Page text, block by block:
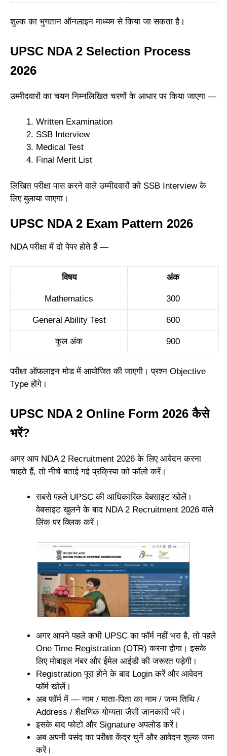
शुल्क का भुगतान ऑनलाइन माध्यम से किया जा सकता है।
UPSC NDA 2 Selection Process
2026
उम्मीदवारों का चयन निम्नलिखित चरणों के आधार पर किया जाएगा —
Written Examination
SSB Interview
Medical Test
Final Merit List
लिखित परीक्षा पास करने वाले उम्मीदवारों को SSB Interview के
लिए बुलाया जाएगा।
UPSC NDA 2 Exam Pattern 2026
NDA परीक्षा में दो पेपर होते हैं —
विषय अंक
Mathematics 300
General Ability Test 600
कुल अंक 900
परीक्षा ऑफलाइन मोड में आयोजित की जाएगी। प्रश्न Objective
Type होंगे।
UPSC NDA 2 Online Form 2026 कैसे
भरें?
अगर आप NDA 2 Recruitment 2026 के लिए आवेदन करना
चाहते हैं, तो नीचे बताई गई प्रक्रिया को फॉलो करें।
सबसे पहले UPSC की आधिकारिक वेबसाइट खोलें।
वेबसाइट खुलने के बाद NDA 2 Recruitment 2026 वाले
लिंक पर क्लिक करें।
अगर आपने पहले कभी UPSC का फॉर्म नहीं भरा है, तो पहले
One Time Registration (OTR) करना होगा। इसके
लिए मोबाइल नंबर और ईमेल आईडी की जरूरत पड़ेगी।
Registration पूरा होने के बाद Login करें और आवेदन
फॉर्म खोलें।
अब फॉर्म में — नाम / माता-पिता का नाम / जन्म तिथि /
Address / शैक्षणिक योग्यता जैसी जानकारी भरें।
इसके बाद फोटो और Signature अपलोड करें।
अब अपनी पसंद का परीक्षा केंद्र चुनें और आवेदन शुल्क जमा
करें।